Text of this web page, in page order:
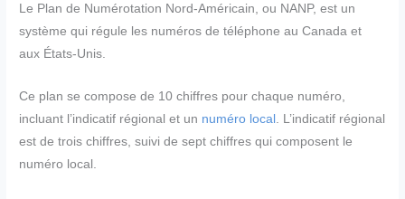
Le Plan de Numérotation Nord-Américain, ou NANP, est un
système qui régule les numéros de téléphone au Canada et
aux États-Unis.
Ce plan se compose de 10 chiffres pour chaque numéro,
incluant l’indicatif régional et un numéro local . L’indicatif régional
est de trois chiffres, suivi de sept chiffres qui composent le
numéro local.